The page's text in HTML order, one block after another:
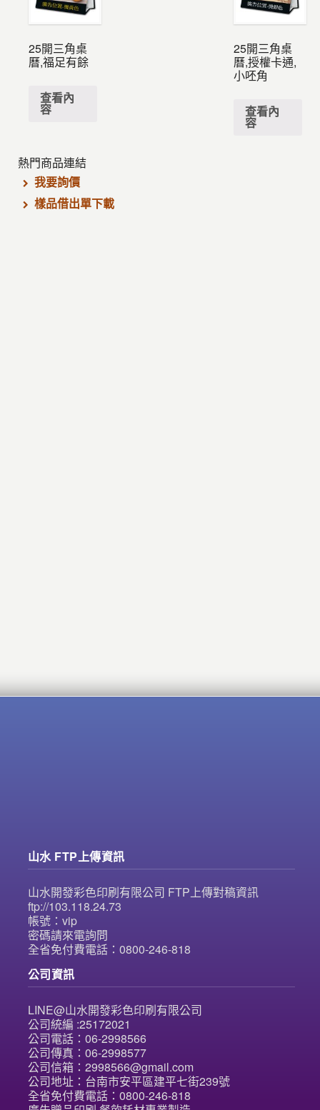
25開三角桌
曆,福足有餘
查看內
容
25開三角桌
曆,授權卡通,
小呸角
查看內
容
熱門商品連結
我要詢價
樣品借出單下載
山水 FTP上傳資訊
山水開發彩色印刷有限公司 FTP上傳對稿資訊
ftp://103.118.24.73
帳號：vip
密碼請來電詢問
全省免付費電話：0800-246-818
公司資訊
LINE@山水開發彩色印刷有限公司
公司統編 :25172021
公司電話：06-2998566
公司傳真：06-2998577
公司信箱：2998566@gmail.com
公司地址：台南市安平區建平七街239號
全省免付費電話：0800-246-818